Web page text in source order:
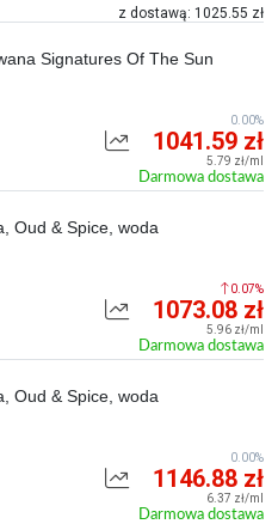
z dostawą: 1025.55 zł
Signatures Of The Sun
1041.59 zł
5.79 zł/ml
Darmowa dostawa
0.00%
Oud & Spice, woda
1073.08 zł
5.96 zł/ml
Darmowa dostawa
0.07%
Oud & Spice, woda
1146.88 zł
6.37 zł/ml
Darmowa dostawa
0.00%